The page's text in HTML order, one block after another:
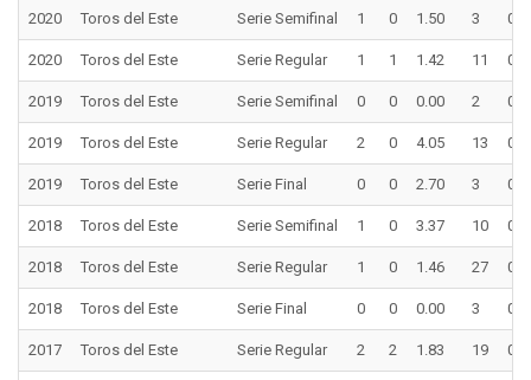
2020 Toros del Este Serie Semifinal 1 0 1.50 3 0
2020 Toros del Este Serie Regular 1 1 1.42 11 0
2019 Toros del Este Serie Semifinal 0 0 0.00 2 0
2019 Toros del Este Serie Regular 2 0 4.05 13 0
2019 Toros del Este Serie Final 0 0 2.70 3 0
2018 Toros del Este Serie Semifinal 1 0 3.37 10 0
2018 Toros del Este Serie Regular 1 0 1.46 27 0
2018 Toros del Este Serie Final 0 0 0.00 3 0
2017 Toros del Este Serie Regular 2 2 1.83 19 0